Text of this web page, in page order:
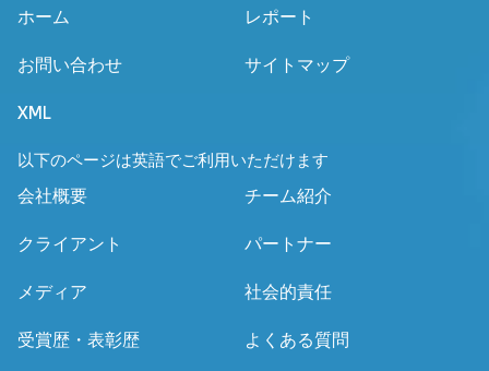
ホーム レポート
お問い合わせ サイトマップ
XML
以下のページは英語でご利用いただけます
会社概要
チーム紹介
クライアント パートナー
メディア 社会的責任
受賞歴・表彰歴 よくある質問